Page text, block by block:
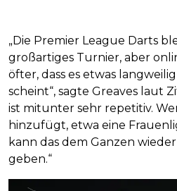
„Die Premier League Darts
großartiges Turnier, aber
öfter, dass es etwas
scheint“, sagte Greaves laut
ist mitunter sehr repetitiv.
hinzufügt, etwa eine
kann das dem Ganzen
geben.“